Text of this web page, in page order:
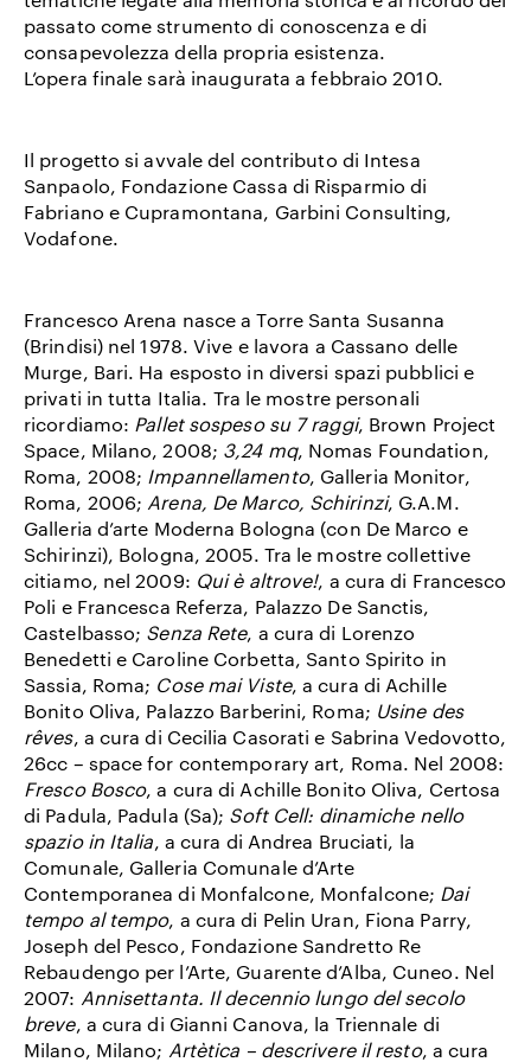
passato come strumento di conoscenza e di
consapevolezza della propria esistenza.
L’opera finale sarà inaugurata a febbraio 2010.
Il progetto si avvale del contributo di Intesa
Sanpaolo, Fondazione Cassa di Risparmio di
Fabriano e Cupramontana, Garbini Consulting,
Vodafone.
Francesco Arena nasce a Torre Santa Susanna
(Brindisi) nel 1978. Vive e lavora a Cassano delle
Murge, Bari. Ha esposto in diversi spazi pubblici e
privati in tutta Italia. Tra le mostre personali
ricordiamo: Pallet sospeso su 7 raggi, Brown Project
Space, Milano, 2008; 3,24 mq, Nomas Foundation,
Roma, 2008; Impannellamento, Galleria Monitor,
Roma, 2006; Arena, De Marco, Schirinzi, G.A.M.
Galleria d’arte Moderna Bologna (con De Marco e
Schirinzi), Bologna, 2005. Tra le mostre collettive
citiamo, nel 2009: Qui è altrove!, a cura di Francesco
Poli e Francesca Referza, Palazzo De Sanctis,
Castelbasso; Senza Rete, a cura di Lorenzo
Benedetti e Caroline Corbetta, Santo Spirito in
Sassia, Roma; Cose mai Viste, a cura di Achille
Bonito Oliva, Palazzo Barberini, Roma; Usine des
rêves, a cura di Cecilia Casorati e Sabrina Vedovotto,
26cc – space for contemporary art, Roma. Nel 2008:
Fresco Bosco, a cura di Achille Bonito Oliva, Certosa
di Padula, Padula (Sa); Soft Cell: dinamiche nello
spazio in Italia, a cura di Andrea Bruciati, la
Comunale, Galleria Comunale d’Arte
Contemporanea di Monfalcone, Monfalcone; Dai
tempo al tempo, a cura di Pelin Uran, Fiona Parry,
Joseph del Pesco, Fondazione Sandretto Re
Rebaudengo per l’Arte, Guarente d’Alba, Cuneo. Nel
2007: Annisettanta. Il decennio lungo del secolo
breve, a cura di Gianni Canova, la Triennale di
Milano, Milano; Artètica – descrivere il resto, a cura